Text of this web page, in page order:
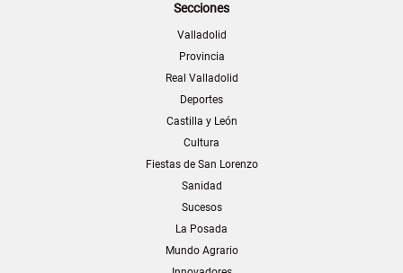
Secciones
Valladolid
Provincia
Real Valladolid
Deportes
Castilla y León
Cultura
Fiestas de San Lorenzo
Sanidad
Sucesos
La Posada
Mundo Agrario